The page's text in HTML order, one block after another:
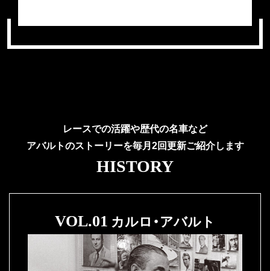
レースでの活躍や歴代の名車など
アバルトのストーリーを毎月2回更新ご紹介します
HISTORY
VOL.01 カルロ・アバルト